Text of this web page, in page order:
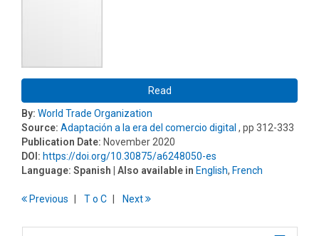
Read
By: World Trade Organization
Source: Adaptación a la era del comercio digital , pp 312-333
Publication Date: November 2020
DOI: https://doi.org/10.30875/a6248050-es
Language: Spanish | Also available in English, French
Previous To C Next